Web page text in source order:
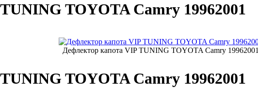
TOYOTA Camry 19962001
Дефлектор капота VIP TUNING TOYOTA Camry 19962001
TOYOTA Camry 19962001